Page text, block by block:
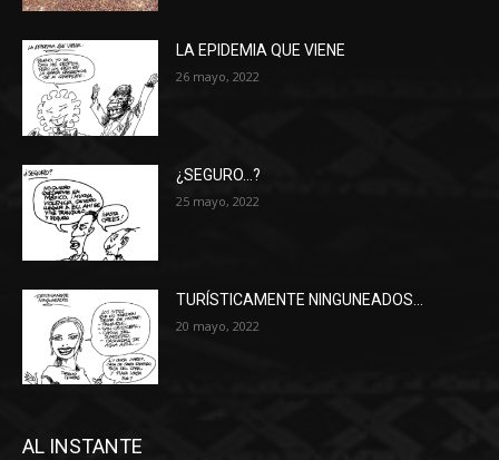
LA EPIDEMIA QUE VIENE
26 mayo, 2022
¿SEGURO…?
25 mayo, 2022
TURÍSTICAMENTE NINGUNEADOS…
20 mayo, 2022
AL INSTANTE